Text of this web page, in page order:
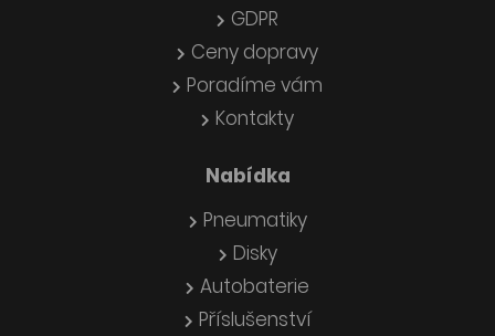
GDPR
Ceny dopravy
Poradíme vám
Kontakty
Nabídka
Pneumatiky
Disky
Autobaterie
Příslušenství